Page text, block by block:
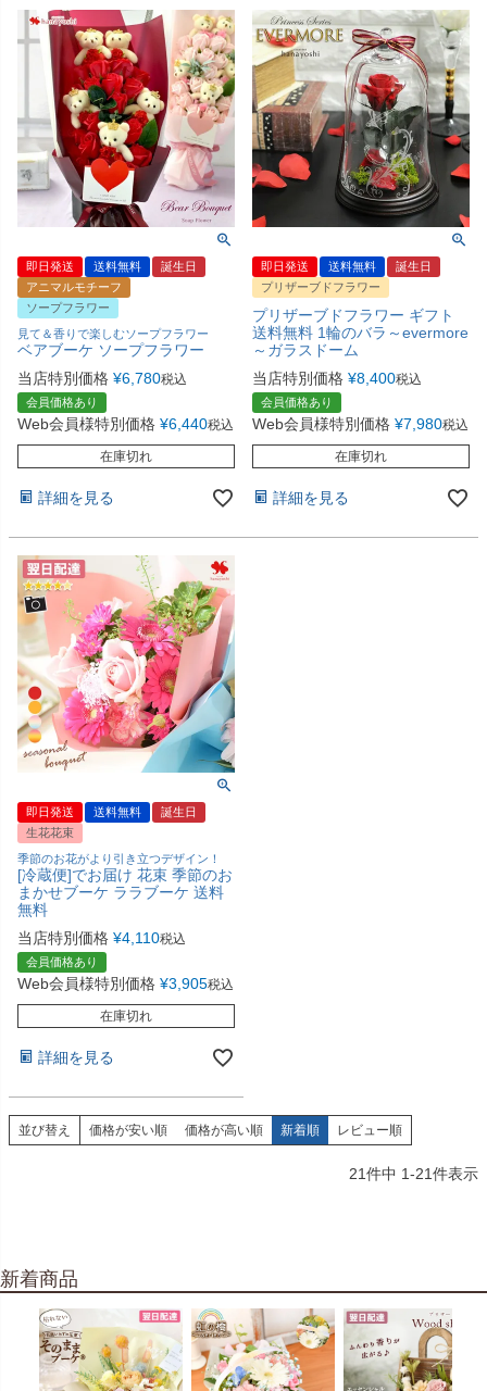
即日発送 送料無料
誕生日
アニマルモチーフ
ソープフラワー
見て＆香りで楽しむソープフラワー
ベアブーケ ソープフラワー
当店特別価格 ¥6,780税込
会員価格あり
Web会員様特別価格 ¥6,440税込
在庫切れ
詳細を見る
即日発送 送料無料
誕生日
プリザーブドフラワー
プリザーブドフラワー ギフト
送料無料 1輪のバラ～evermore
～ガラスドーム
当店特別価格 ¥8,400税込
会員価格あり
Web会員様特別価格 ¥7,980税込
在庫切れ
詳細を見る
即日発送 送料無料
誕生日
生花花束
季節のお花がより引き立つデザイン！
[冷蔵便]でお届け 花束 季節のお
まかせブーケ ララブーケ 送料
無料
当店特別価格 ¥4,110税込
会員価格あり
Web会員様特別価格 ¥3,905税込
在庫切れ
詳細を見る
並び替え 価格が安い順 価格が高い順 新着順 レビュー順
21件中 1-21件表示
新着商品